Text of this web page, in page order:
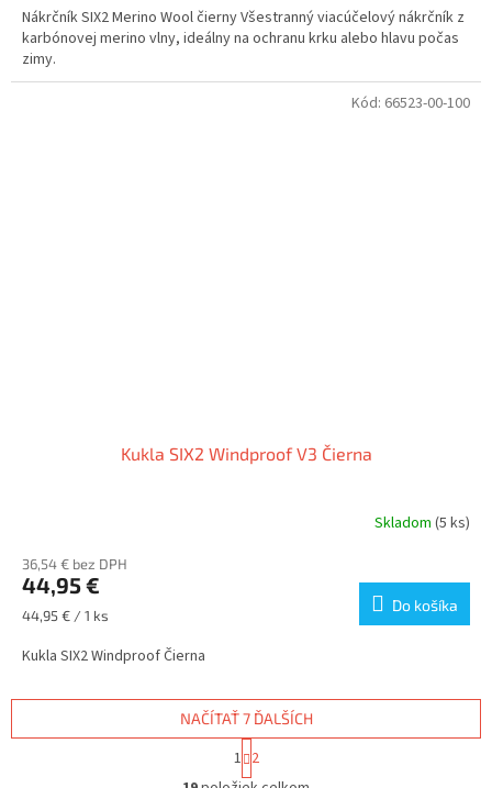
Nákrčník SIX2 Merino Wool čierny Všestranný viacúčelový nákrčník z
karbónovej merino vlny, ideálny na ochranu krku alebo hlavu počas
zimy.
Kukla SIX2 Windproof V3 Čierna
Skladom (5 ks)
36,54 € bez DPH
44,95 €
Jednotková
44,95 € / 1 ks
Do košíka
Kukla SIX2 Windproof Čierna
Kód: 66523-00-100
O
NAČÍTAŤ 7 ĎALŠÍCH
S
t
1 2